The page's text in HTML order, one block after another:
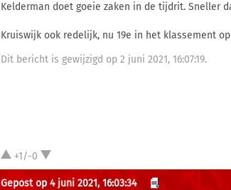
Kelderman doet goeie zaken in de tijdrit. Sneller
Kruiswijk ook redelijk, nu 19e in het klassement
Dit bericht is gewijzigd op 2 juni 2021, 16:07:19.
+1/-0
Gepost op 4 juni 2021, 16:03:34